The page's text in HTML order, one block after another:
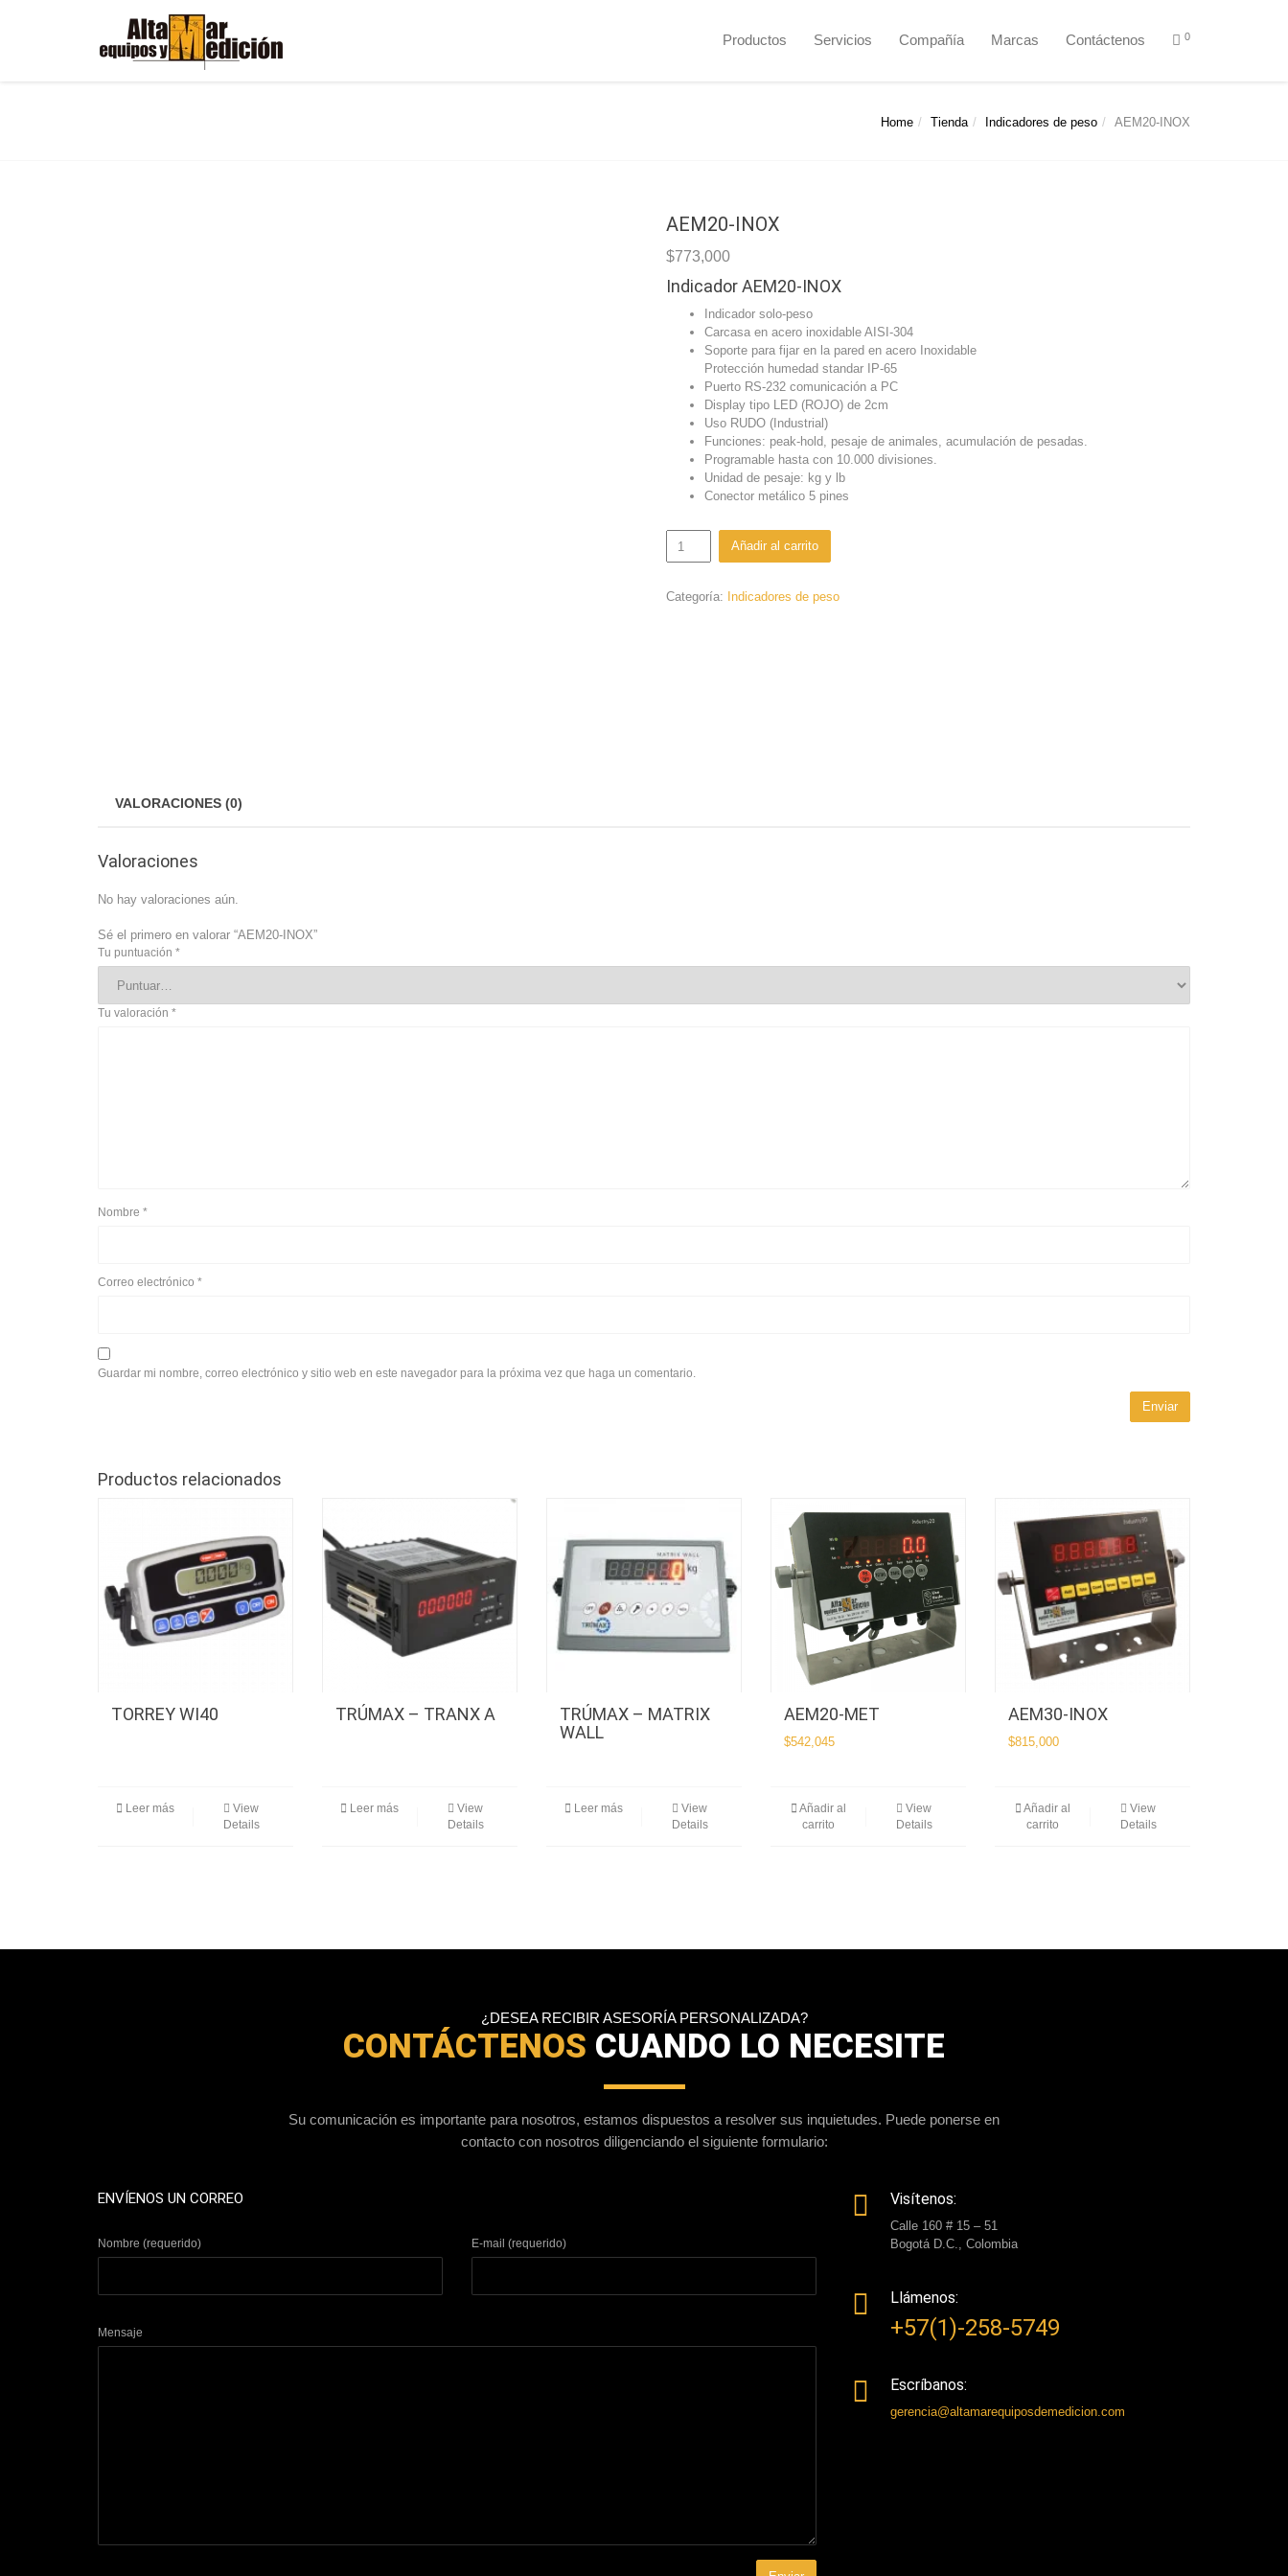
Productos Servicios Compañía Marcas Contáctenos 0
Home Tienda Indicadores de peso AEM20-INOX
AEM20-INOX
$773,000
Indicador AEM20-INOX
Indicador solo-peso
Carcasa en acero inoxidable AISI-304
Soporte para fijar en la pared en acero Inoxidable
Protección humedad standar IP-65
Puerto RS-232 comunicación a PC
Display tipo LED (ROJO) de 2cm
Uso RUDO (Industrial)
Funciones: peak-hold, pesaje de animales, acumulación de pesadas.
Programable hasta con 10.000 divisiones.
Unidad de pesaje: kg y lb
Conector metálico 5 pines
INOX
Añadir al carrito
Categoría: Indicadores de peso
VALORACIONES (0)
Valoraciones
No hay valoraciones aún.
Sé el primero en valorar “AEM20-INOX”
Tu puntuación *
Tu valoración *
Nombre *
Correo electrónico *
Guardar mi nombre, correo electrónico y sitio web en este navegador para la próxima vez que haga un comentario.
Productos relacionados
TORREY WI40
Leer más
View
Details
TRÚMAX – TRANX A
Leer más
View
Details
TRÚMAX – MATRIX
WALL
Leer más
View
Details
AEM20-MET
$542,045
Añadir al
carrito
View
Details
AEM30-INOX
$815,000
Añadir al
carrito
View
Details
¿DESEA RECIBIR ASESORÍA PERSONALIZADA?
CONTÁCTENOS CUANDO LO NECESITE
Su comunicación es importante para nosotros, estamos dispuestos a resolver sus inquietudes. Puede ponerse en
contacto con nosotros diligenciando el siguiente formulario:
ENVÍENOS UN CORREO
Nombre (requerido) E-mail (requerido)
Mensaje
Visítenos:
Calle 160 # 15 – 51
Bogotá D.C., Colombia
Llámenos:
+57(1)-258-5749
Escríbanos:
gerencia@altamarequiposdemedicion.com